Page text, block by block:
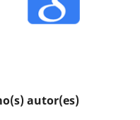
autor(es)